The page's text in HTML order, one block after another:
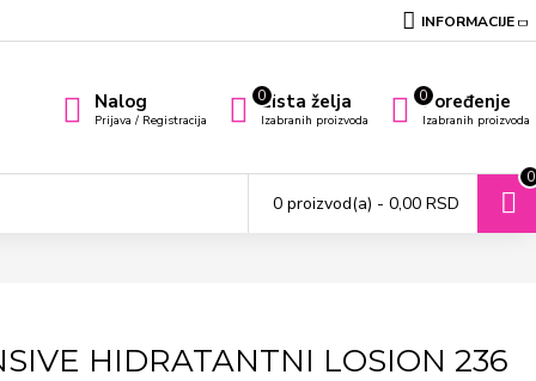
INFORMACIJE
Nalog
Prijava / Registracija
Lista želja
Izabranih proizvoda
0 Poređenje
Izabranih proizvoda
0
0 proizvod(a) - 0,00 RSD
0
HIDRATANTNI LOSION 236